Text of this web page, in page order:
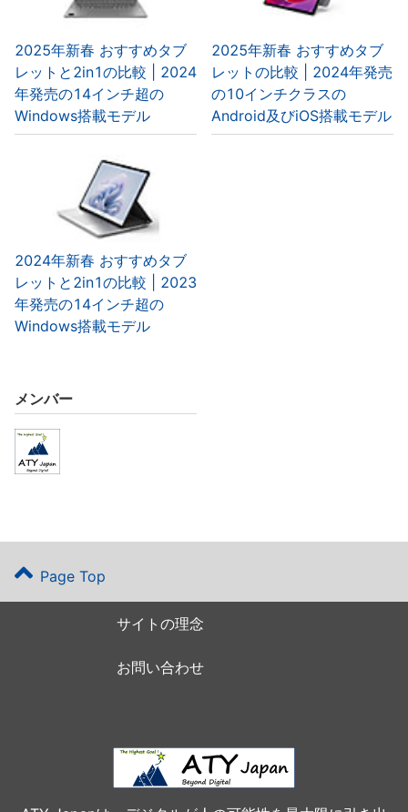
2025年新春 おすすめタブ
レットと2in1の比較 | 2024
年発売の14インチ超の
Windows搭載モデル
2025年新春 おすすめタブ
レットの比較 | 2024年発売
の10インチクラスの
Android及びiOS搭載モデル
2024年新春 おすすめタブ
レットと2in1の比較 | 2023
年発売の14インチ超の
Windows搭載モデル
メンバー
Page Top
サイトの理念
お問い合わせ